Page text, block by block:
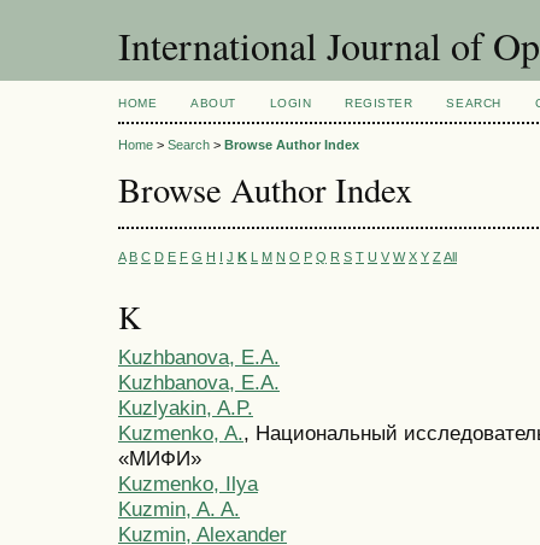
International Journal of
HOME ABOUT LOGIN REGISTER SEARCH
Home > Search > Browse Author Index
Browse Author Index
A B C D E F G H I J K L M N O P Q R S T U V W X Y Z All
K
Kuzhbanova, E.A.
Kuzhbanova, E.A.
Kuzlyakin, A.P.
Kuzmenko, A., Национальный
«МИФИ»
Kuzmenko, Ilya
Kuzmin, A. A.
Kuzmin, Alexander